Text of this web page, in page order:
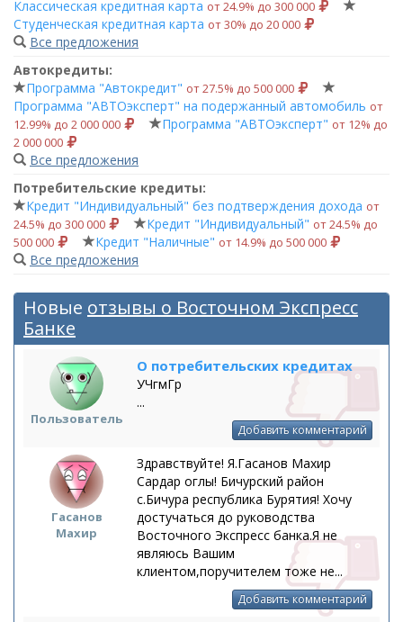
Классическая кредитная карта от 24.9% до 300 000
Студенческая кредитная карта от 30% до 20 000
Все предложения
Автокредиты:
Программа "Автокредит" от 27.5% до 500 000
Программа "АВТОэксперт" на подержанный автомобиль от
12.99% до 2 000 000
Программа "АВТОэксперт" от 12% до
2 000 000
Все предложения
Потребительские кредиты:
Кредит "Индивидуальный" без подтверждения дохода от
24.5% до 300 000
Кредит "Индивидуальный" от 24.5% до
500 000
Кредит "Наличные" от 14.9% до 500 000
Все предложения
Новые отзывы о Восточном Экспресс
Банке
Пользователь
О потребительских кредитах
УЧгмГр
...
Добавить комментарий
Гасанов
Махир
Здравствуйте! Я.Гасанов Махир
Сардар оглы! Бичурский район
с.Бичура республика Бурятия! Хочу
достучаться до руководства
Восточного Экспресс банка.Я не
являюсь Вашим
клиентом,поручителем тоже не...
Добавить комментарий